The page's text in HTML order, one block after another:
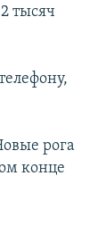
тысяч
рога
конце